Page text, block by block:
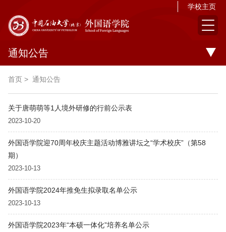
学校主页
通知公告
首页 > 通知公告
关于唐萌萌等1人境外研修的行前公示表
2023-10-20
外国语学院迎70周年校庆主题活动博雅讲坛之“学术校庆”（第58
期）
2023-10-13
外国语学院2024年推免生拟录取名单公示
2023-10-13
外国语学院2023年“本硕一体化”培养名单公示